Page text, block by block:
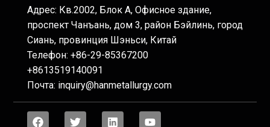
Адрес: Кв.2002, Блок А, Офисное здание,
проспект Чанъань, дом 3, район Бэйлинь, город
Сиань, провинция Шэньси, Китай
Телефон: +86-29-85367200
+8613519140091
Почта: inquiry@hanmetallurgy.com